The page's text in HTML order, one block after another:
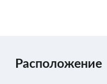
Расположение